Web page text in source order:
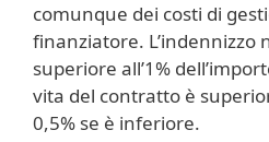
comunque dei costi di
finanziatore. L’indennizzo
superiore all’1%
vita del contratto è
0,5% se è inferiore.